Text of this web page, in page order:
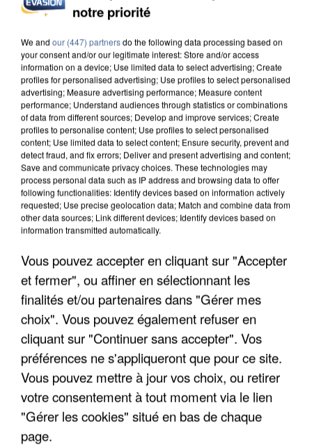
UNE TOURISTE DE L’OISE EMPORTÉE PAR UNE
LES DONNÉES DE 300 000 CLIENTS DÉROBÉES À
INTERMARCHÉ APRÈS UNE...
notre priorité
We and our (447) partnersdo the following data processing based on
your consent and/or our legitimate interest: Store and/or access
information on a device; Use limited data to select advertising; Create
profiles for personalised advertising; Use profiles to select personalised
advertising; Measure advertising performance; Measure content
performance; Understand audiences through statistics or combinations
of data from different sources; Develop and improve services; Create
profiles to personalise content; Use profiles to select personalised
content; Use limited data to select content; Ensure security, prevent and
detect fraud, and fix errors; Deliver and present advertising and content;
Save and communicate privacy choices. These technologies may
process personal data such as IP address and browsing data to offer
following functionalities: Identify devices based on information actively
requested; Use precise geolocation data; Match and combine data from
other data sources; Link different devices; Identify devices based on
information transmitted automatically.
Vous pouvez accepter en cliquant sur "Accepter
et fermer", ou affiner en sélectionnant les
finalités et/ou partenaires dans "Gérer mes
choix". Vous pouvez également refuser en
cliquant sur "Continuer sans accepter". Vos
préférences ne s'appliqueront que pour ce site.
Vous pouvez mettre à jour vos choix, ou retirer
votre consentement à tout moment via le lien
"Gérer les cookies" situé en bas de chaque
page.